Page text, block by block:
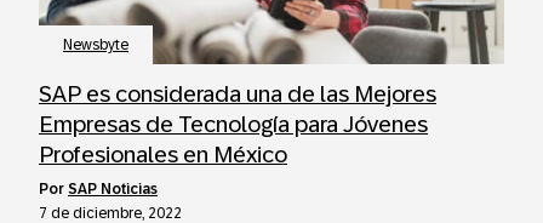
Newsbyte
SAP es considerada una de las Mejores
Empresas de Tecnología para Jóvenes
Profesionales en México
por SAP Noticias
7 de diciembre, 2022